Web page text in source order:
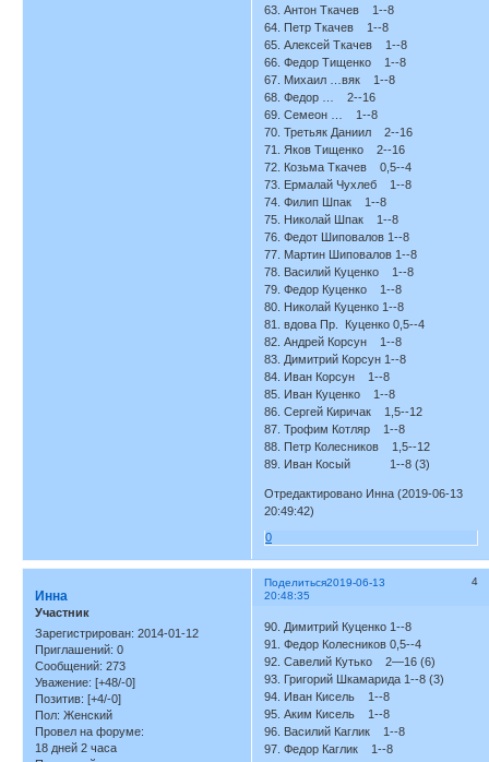
63. Антон Ткачев 1--8
64. Петр Ткачев 1--8
65. Алексей Ткачев 1--8
66. Федор Тищенко 1--8
67. Михаил …вяк 1--8
68. Федор … 2--16
69. Семеон … 1--8
70. Третьяк Даниил 2--16
71. Яков Тищенко 2--16
72. Козьма Ткачев 0,5--4
73. Ермалай Чухлеб 1--8
74. Филип Шпак 1--8
75. Николай Шпак 1--8
76. Федот Шиповалов 1--8
77. Мартин Шиповалов 1--8
78. Василий Куценко 1--8
79. Федор Куценко 1--8
80. Николай Куценко 1--8
81. вдова Пр. Куценко 0,5--4
82. Андрей Корсун 1--8
83. Димитрий Корсун 1--8
84. Иван Корсун 1--8
85. Иван Куценко 1--8
86. Сергей Киричак 1,5--12
87. Трофим Котляр 1--8
88. Петр Колесников 1,5--12
89. Иван Косый 1--8 (3)
Отредактировано Инна (2019-06-13
20:49:42)
0
Поделиться 4
2019-06-13
20:48:35
Инна
Участник
Зарегистрирован: 2014-01-12
Приглашений: 0
Сообщений: 273
Уважение: [+48/-0]
Позитив: [+4/-0]
Пол: Женский
Провел на форуме:
18 дней 2 часа
90. Димитрий Куценко 1--8
91. Федор Колесников 0,5--4
92. Савелий Кутько 2—16 (6)
93. Григорий Шкамарида 1--8 (3)
94. Иван Кисель 1--8
95. Аким Кисель 1--8
96. Василий Каглик 1--8
97. Федор Каглик 1--8